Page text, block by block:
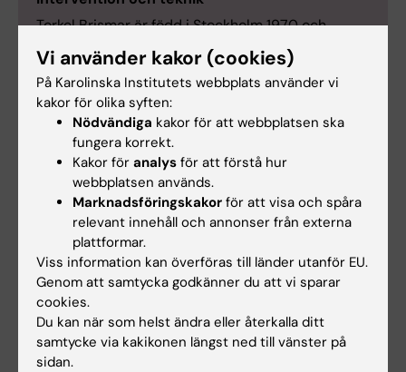
Torkel Brismar är född i Stockholm 1970 och
utbildad vid KI med läkarexamen 1995. Han fick
sin läkarlegitimation 1999 och disputerade vid KI
samma år. Våren 1999 gjorde han postdoc vid
University of California San Francisco, USA.
Torkel Brismar blev docent 2006 och har varit
engagerad vid KI som lektor, forskare och
adjungerad professor.
Som kliniker har han genomgående varit verksam
vid Karolinska Universitetssjukhuset Huddinge där
han idag är specialist i radiologi, överläkare samt
chef för kliniska prövningar vid röntgenkliniken.
Torkel Brismar har anställts som professor i
medicinsk radiologi vid Karolinska Institutet från
den 1 februari 2021.
Vi använder kakor (cookies)
På Karolinska Institutets webbplats använder vi
kakor för olika syften:
Nödvändiga kakor för att webbplatsen ska
fungera korrekt.
Kakor för analys för att förstå hur
webbplatsen används.
Marknadsföringskakor för att visa och spåra
relevant innehåll och annonser från externa
plattformar.
Viss information kan överföras till länder utanför EU.
Genom att samtycka godkänner du att vi sparar
cookies.
Du kan när som helst ändra eller återkalla ditt
samtycke via kakikonen längst ned till vänster på
sidan.